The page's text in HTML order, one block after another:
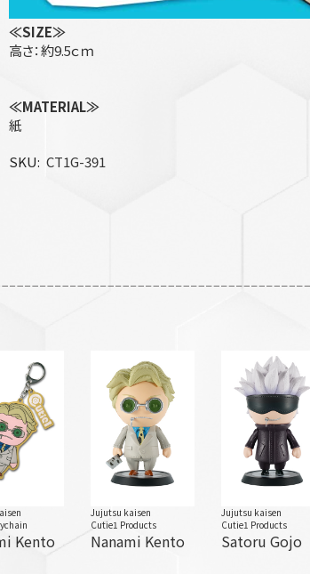
≪SIZE≫
高さ：約9.5ｃｍ
≪MATERIAL≫
紙
SKU CT1G-391
Kento
Jujutsu kaisen
Cutie1 Products
Nanami Kento
Jujutsu kaisen
Cutie1 Products
Satoru Gojo